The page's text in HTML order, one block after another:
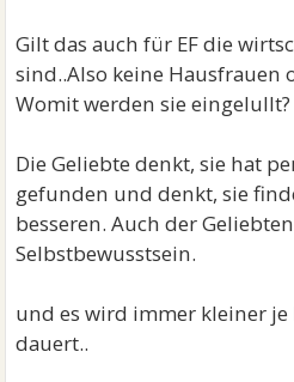
Gilt das auch für EF die
sind..Also keine Hausfrauen
Womit werden sie eingelullt?
Die Geliebte denkt, sie hat
gefunden und denkt, sie
besseren. Auch der
Selbstbewusstsein.
und es wird immer kleiner je
dauert..